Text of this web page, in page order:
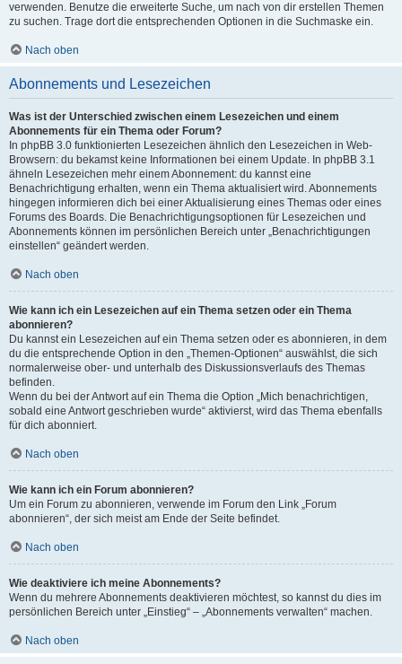
verwenden. Benutze die erweiterte Suche, um nach von dir erstellen Themen
zu suchen. Trage dort die entsprechenden Optionen in die Suchmaske ein.
Nach oben
Abonnements und Lesezeichen
Was ist der Unterschied zwischen einem Lesezeichen und einem
Abonnements für ein Thema oder Forum?
In phpBB 3.0 funktionierten Lesezeichen ähnlich den Lesezeichen in Web-
Browsern: du bekamst keine Informationen bei einem Update. In phpBB 3.1
ähneln Lesezeichen mehr einem Abonnement: du kannst eine
Benachrichtigung erhalten, wenn ein Thema aktualisiert wird. Abonnements
hingegen informieren dich bei einer Aktualisierung eines Themas oder eines
Forums des Boards. Die Benachrichtigungsoptionen für Lesezeichen und
Abonnements können im persönlichen Bereich unter „Benachrichtigungen
einstellen“ geändert werden.
Nach oben
Wie kann ich ein Lesezeichen auf ein Thema setzen oder ein Thema
abonnieren?
Du kannst ein Lesezeichen auf ein Thema setzen oder es abonnieren, in dem
du die entsprechende Option in den „Themen-Optionen“ auswählst, die sich
normalerweise ober- und unterhalb des Diskussionsverlaufs des Themas
befinden.
Wenn du bei der Antwort auf ein Thema die Option „Mich benachrichtigen,
sobald eine Antwort geschrieben wurde“ aktivierst, wird das Thema ebenfalls
für dich abonniert.
Nach oben
Wie kann ich ein Forum abonnieren?
Um ein Forum zu abonnieren, verwende im Forum den Link „Forum
abonnieren“, der sich meist am Ende der Seite befindet.
Nach oben
Wie deaktiviere ich meine Abonnements?
Wenn du mehrere Abonnements deaktivieren möchtest, so kannst du dies im
persönlichen Bereich unter „Einstieg“ – „Abonnements verwalten“ machen.
Nach oben